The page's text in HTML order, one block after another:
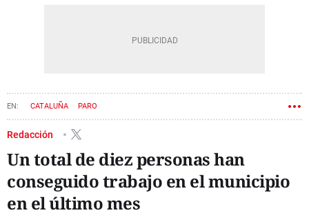
CATALUÑA PARO
Redacción
Un total de diez personas han
conseguido trabajo en el municipio
en el último mes